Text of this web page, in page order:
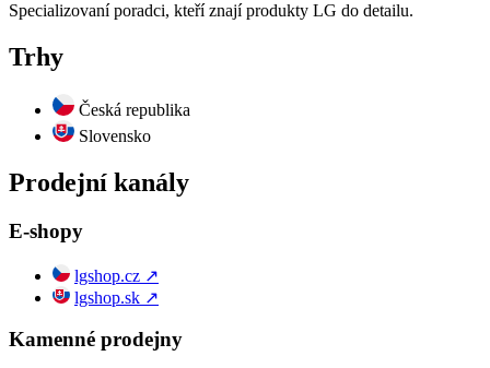
Specializovaní poradci, kteří znají produkty LG do detailu.
Trhy
Česká republika
Slovensko
Prodejní kanály
E-shopy
lgshop.cz ↗
lgshop.sk ↗
Kamenné prodejny